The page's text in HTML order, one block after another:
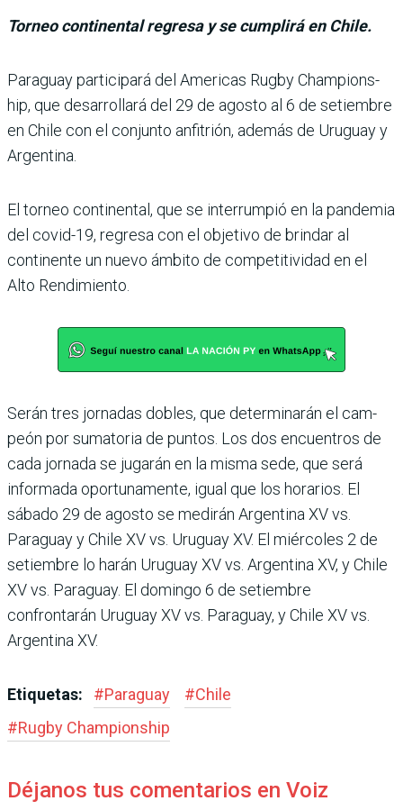
Torneo continental regresa y se cumplirá en Chile.
Paraguay participará del Americas Rugby Champions­
hip, que desarrollará del 29 de agosto al 6 de setiembre
en Chile con el conjunto anfi­trión, además de Uruguay y
Argentina.
El torneo continental, que se interrumpió en la pan­demia
del covid-19, regresa con el objetivo de brindar al
continente un nuevo ámbito de competitividad en el
Alto Rendimiento.
Serán tres jornadas dobles, que determinarán el cam­
peón por sumatoria de pun­tos. Los dos encuentros de
cada jornada se jugarán en la misma sede, que será
infor­mada oportunamente, igual que los horarios. El
sábado 29 de agosto se medirán Argen­tina XV vs.
Paraguay y Chile XV vs. Uruguay XV. El miér­coles 2 de
setiembre lo harán Uruguay XV vs. Argentina XV, y Chile
XV vs. Paraguay. El domingo 6 de setiembre
confrontarán Uruguay XV vs. Paraguay, y Chile XV vs.
Argentina XV.
Etiquetas: #Paraguay #Chile
#Rugby Champions­hip
Déjanos tus comentarios en Voiz